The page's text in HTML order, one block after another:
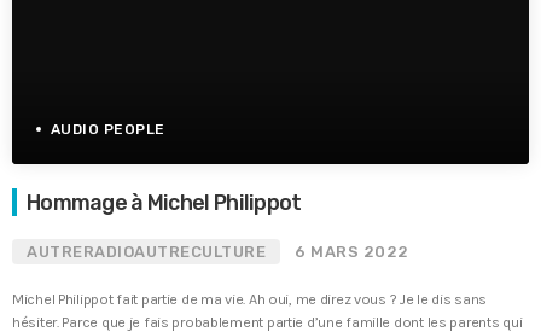
AUDIO PEOPLE
Hommage à Michel Philippot
AUTRERADIOAUTRECULTURE 6 MARS 2022
Michel Philippot fait partie de ma vie. Ah oui, me direz vous ? Je le dis sans
hésiter. Parce que je fais probablement partie d’une famille dont les parents qui